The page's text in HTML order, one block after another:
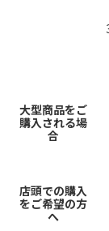
大型商品をご
購入される場
合
店頭での購入
をご希望の方
へ